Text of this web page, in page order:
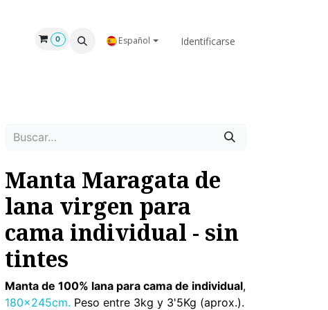
NOSOTROS
0 Español Identificarse
Manta Maragata de
lana virgen para
cama individual - sin
tintes
Manta de 100% lana para cama de individual,
180x245cm. Peso entre 3kg y 3'5Kg (aprox.).